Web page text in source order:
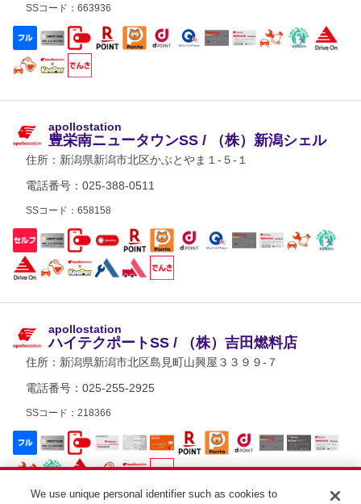
SSコード：663936
apollostation
豊栄南ニュータウンSS / （株）新潟シェル
住所： 新潟県新潟市北区かぶとやま１-５-１
電話番号：025-388-0511
SSコード：658158
apollostation
ハイテクポートSS / （株）吉田燃料店
住所： 新潟県新潟市北区島見町山興屋３３９９-７
電話番号：025-255-2925
SSコード：218366
We use unique personal identifier such as cookies to